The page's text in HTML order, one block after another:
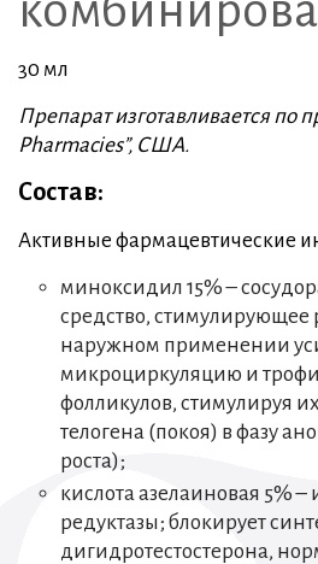
30 мл
Препарат изготавливается по
Pharmacies”, США.
Состав:
Активные фармацевтические
миноксидил 15% –
средство, стимулирующее
наружном применении
микроциркуляцию и
фолликулов, стимулируя
телогена (покоя) в фазу
роста);
кислота азелаиновая 5%
редуктазы; блокирует
дигидротестостерона,